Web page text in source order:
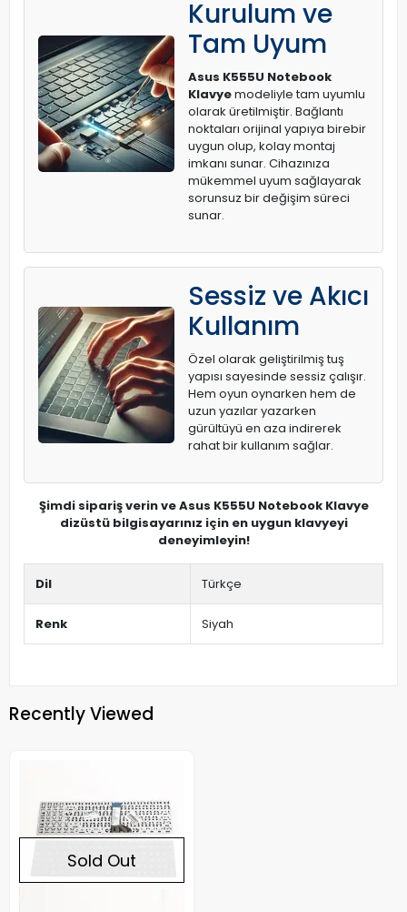
Kurulum ve
Tam Uyum
Asus K555U Notebook
Klavyemodeliyle tam uyumlu
olarak üretilmiştir. Bağlantı
noktaları orijinal yapıya birebir
uygun olup, kolay montaj
imkanı sunar. Cihazınıza
mükemmel uyum sağlayarak
sorunsuz bir değişim süreci
sunar.
Sessiz ve Akıcı
Kullanım
Özel olarak geliştirilmiş tuş
yapısı sayesinde sessiz çalışır.
Hem oyun oynarken hem de
uzun yazılar yazarken
gürültüyü en aza indirerek
rahat bir kullanım sağlar.
Şimdi sipariş verin ve Asus K555U Notebook Klavye
dizüstü bilgisayarınız için en uygun klavyeyi
deneyimleyin!
Dil Türkçe
Renk Siyah
Recently Viewed
Sold Out